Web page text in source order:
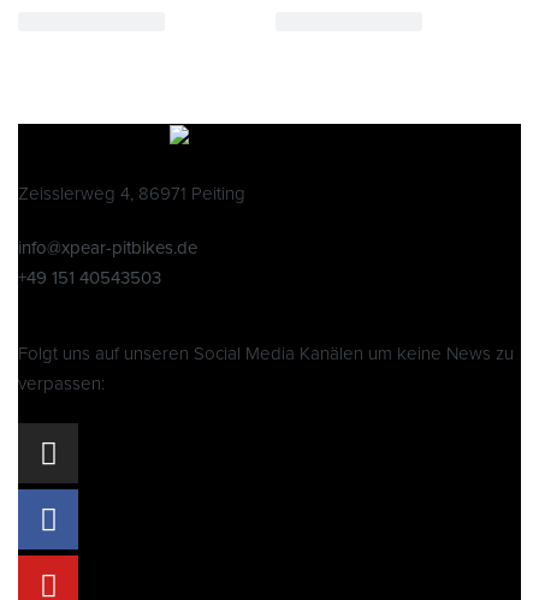
Zeisslerweg 4, 86971 Peiting
info@xpear-pitbikes.de
+49 151 40543503
Folgt uns auf unseren Social Media Kanälen um keine News zu
verpassen: